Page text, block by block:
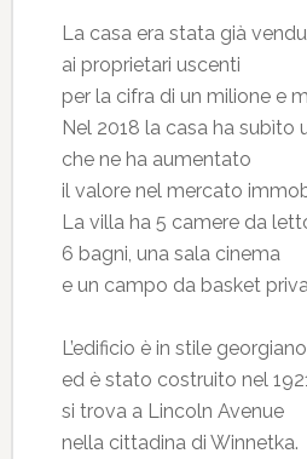
La casa era stata già
ai proprietari uscenti
per la cifra di un milione e
Nel 2018 la casa ha subìto
che ne ha aumentato
il valore nel mercato
La villa ha 5 camere da
6 bagni, una sala cinema
e un campo da basket
L’edificio è in stile georgiano
ed è stato costruito nel
si trova a Lincoln Avenue
nella cittadina di Winnetka.